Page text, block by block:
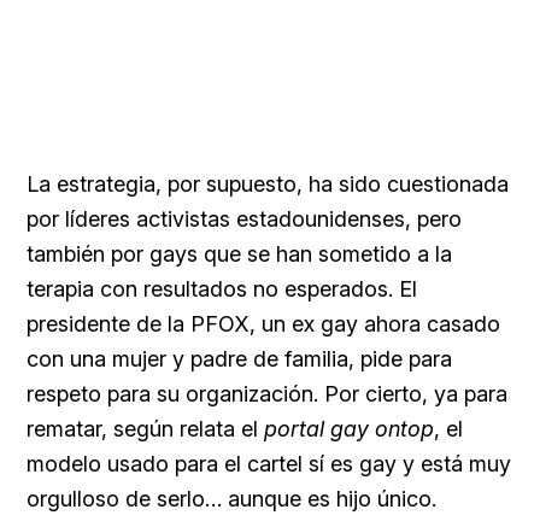
La estrategia, por supuesto, ha sido cuestionada
por líderes activistas estadounidenses, pero
también por gays que se han sometido a la
terapia con resultados no esperados. El
presidente de la PFOX, un ex gay ahora casado
con una mujer y padre de familia, pide para
respeto para su organización. Por cierto, ya para
rematar, según relata el portal gay ontop, el
modelo usado para el cartel sí es gay y está muy
orgulloso de serlo… aunque es hijo único.